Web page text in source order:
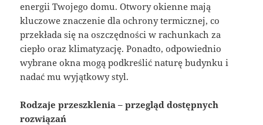
energii Twojego domu. Otwory okienne mają
kluczowe znaczenie dla ochrony termicznej, co
przekłada się na oszczędności w rachunkach za
ciepło oraz klimatyzację. Ponadto, odpowiednio
wybrane okna mogą podkreślić naturę budynku i
nadać mu wyjątkowy styl.
Rodzaje przeszklenia – przegląd dostępnych
rozwiązań